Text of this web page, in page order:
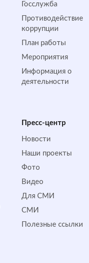
Госслужба
Противодействие
коррупции
План работы
Мероприятия
Информация о
деятельности
Пресс-центр
Новости
Наши проекты
Фото
Видео
Для СМИ
СМИ
Полезные ссылки